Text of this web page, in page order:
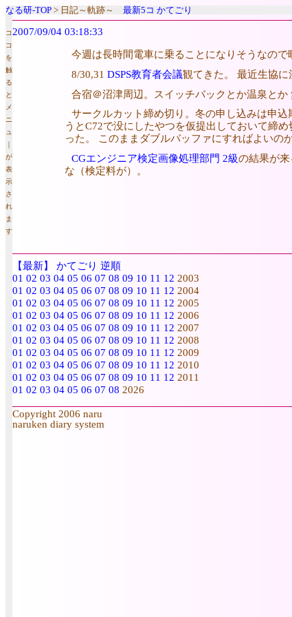
なる研-TOP > 日記～軌跡～ 最新5コ かてごり
コ
コ
を
触
る
と
メ
ニ
ュ
｜
が
表
示
さ
れ
ま
す
2007/09/04 03:18:33
今週は長時間電車に乗ることになりそうなの
8/30,31DSPS教育者会議観てきた。 最近生協
合宿＠沼津周辺。スイッチバックとか温泉と
サークルカット締め切り。冬の申し込みは申
うとC72で没にしたやつを仮提出しておいて締
った。 このままダブルバッファにすればよいの
CGエンジニア検定画像処理部門 2級の結果が
な（検定料が）。
【最新】 かてごり 逆順
01 02 03 04 05 06 07 08 09 10 11 12 2003
01 02 03 04 05 06 07 08 09 10 11 12 2004
01 02 03 04 05 06 07 08 09 10 11 12 2005
01 02 03 04 05 06 07 08 09 10 11 12 2006
01 02 03 04 05 06 07 08 09 10 11 12 2007
01 02 03 04 05 06 07 08 09 10 11 12 2008
01 02 03 04 05 06 07 08 09 10 11 12 2009
01 02 03 04 05 06 07 08 09 10 11 12 2010
01 02 03 04 05 06 07 08 09 10 11 12 2011
01 02 03 04 05 06 07 08 2026
Copyright 2006 naru
naruken diary system